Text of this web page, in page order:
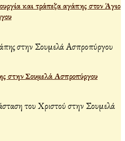
και τράπεζα αγάπης στον Άγιο
στην Σουμελά Ασπροπύργου